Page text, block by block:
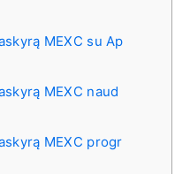
MEXC su Ap
MEXC naud
MEXC progr